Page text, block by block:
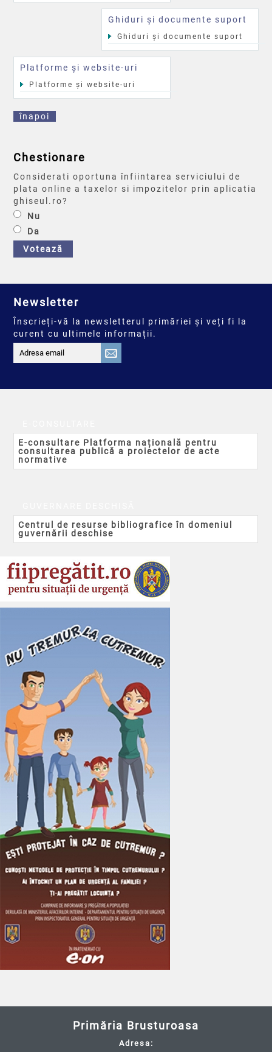
Ghiduri și documente suport
Ghiduri și documente suport
Platforme și website-uri
Platforme și website-uri
înapoi
Chestionare
Considerati oportuna înfiintarea serviciului de
plata online a taxelor si impozitelor prin aplicatia
ghiseul.ro?
Nu
Da
Votează
Newsletter
Înscrieți-vă la newsletterul primăriei și veți fi la
curent cu ultimele informații.
E-consultare Platforma națională pentru
consultarea publică a proiectelor de acte
normative
Centrul de resurse bibliografice în domeniul
guvernării deschise
Primăria Brusturoasa
Adresa: